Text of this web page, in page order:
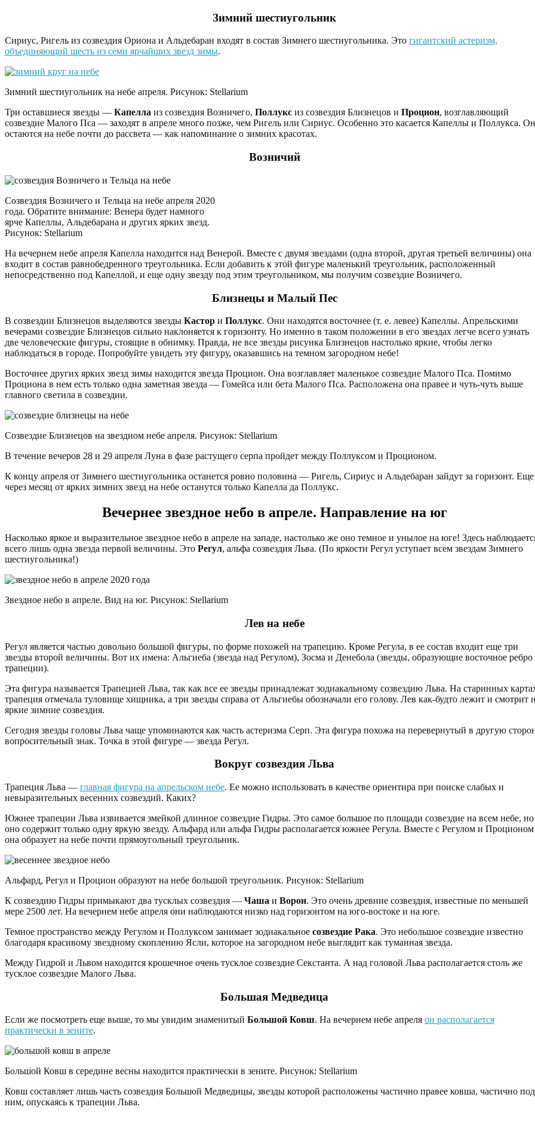
Зимний шестиугольник
Сириус, Ригель из созвездия Ориона и Альдебаран входят в состав Зимнего шестиугольника. Это гигантский астеризм,
объединяющий шесть из семи ярчайших звезд зимы.
Зимний шестиугольник на небе апреля. Рисунок: Stellarium
Три оставшиеся звезды — Капелла из созвездия Возничего, Поллукс из созвездия Близнецов и Процион, возглавляющий
созвездие Малого Пса — заходят в апреле много позже, чем Ригель или Сириус. Особенно это касается Капеллы и Поллукса.
остаются на небе почти до рассвета — как напоминание о зимних красотах.
Возничий
Созвездия Возничего и Тельца на небе апреля 2020
года. Обратите внимание: Венера будет намного
ярче Капеллы, Альдебарана и других ярких звезд.
Рисунок: Stellarium
На вечернем небе апреля Капелла находится над Венерой. Вместе с двумя звездами (одна второй, другая третьей величины) она
входит в состав равнобедренного треугольника. Если добавить к этой фигуре маленький треугольник, расположенный
непосредственно под Капеллой, и еще одну звезду под этим треугольником, мы получим созвездие Возничего.
Близнецы и Малый Пес
В созвездии Близнецов выделяются звезды Кастор и Поллукс. Они находятся восточнее (т. е. левее) Капеллы. Апрельскими
вечерами созвездие Близнецов сильно наклоняется к горизонту. Но именно в таком положении в его звездах легче всего узнать
две человеческие фигуры, стоящие в обнимку. Правда, не все звезды рисунка Близнецов настолько яркие, чтобы легко
наблюдаться в городе. Попробуйте увидеть эту фигуру, оказавшись на темном загородном небе!
Восточнее других ярких звезд зимы находится звезда Процион. Она возглавляет маленькое созвездие Малого Пса. Помимо
Проциона в нем есть только одна заметная звезда — Гомейса или бета Малого Пса. Расположена она правее и чуть-чуть выше
главного светила в созвездии.
Созвездие Близнецов на звездном небе апреля. Рисунок: Stellarium
В течение вечеров 28 и 29 апреля Луна в фазе растущего серпа пройдет между Поллуксом и Проционом.
К концу апреля от Зимнего шестиугольника останется ровно половина — Ригель, Сириус и Альдебаран зайдут за горизонт. Еще
через месяц от ярких зимних звезд на небе останутся только Капелла да Поллукс.
Вечернее звездное небо в апреле. Направление на юг
Насколько яркое и выразительное звездное небо в апреле на западе, настолько же оно темное и унылое на юге! Здесь
всего лишь одна звезда первой величины. Это Регул, альфа созвездия Льва. (По яркости Регул уступает всем звездам Зимнего
шестиугольника!)
Звездное небо в апреле. Вид на юг. Рисунок: Stellarium
Лев на небе
Регул является частью довольно большой фигуры, по форме похожей на трапецию. Кроме Регула, в ее состав входит еще три
звезды второй величины. Вот их имена: Альгиеба (звезда над Регулом), Зосма и Денебола (звезды, образующие восточное ребро
трапеции).
Эта фигура называется Трапецией Льва, так как все ее звезды принадлежат зодиакальному созвездию Льва. На старинных
трапеция отмечала туловище хищника, а три звезды справа от Альгиебы обозначали его голову. Лев как-будто лежит и смотрит
яркие зимние созвездия.
Сегодня звезды головы Льва чаще упоминаются как часть астеризма Серп. Эта фигура похожа на перевернутый в другую
вопросительный знак. Точка в этой фигуре — звезда Регул.
Вокруг созвездия Льва
Трапеция Льва — главная фигура на апрельском небе. Ее можно использовать в качестве ориентира при поиске слабых и
невыразительных весенних созвездий. Каких?
Южнее трапеции Льва извивается змейкой длинное созвездие Гидры. Это самое большое по площади созвездие на всем небе, но
оно содержит только одну яркую звезду. Альфард или альфа Гидры располагается южнее Регула. Вместе с Регулом и Проционом
она образует на небе почти прямоугольный треугольник.
Альфард, Регул и Процион образуют на небе большой треугольник. Рисунок: Stellarium
К созвездию Гидры примыкают два тусклых созвездия — Чаша и Ворон. Это очень древние созвездия, известные по меньшей
мере 2500 лет. На вечернем небе апреля они наблюдаются низко над горизонтом на юго-востоке и на юге.
Темное пространство между Регулом и Поллуксом занимает зодиакальное созвездие Рака. Это небольшое созвездие известно
благодаря красивому звездному скоплению Ясли, которое на загородном небе выглядит как туманная звезда.
Между Гидрой и Львом находится крошечное очень тусклое созвездие Секстанта. А над головой Льва располагается столь же
тусклое созвездие Малого Льва.
Большая Медведица
Если же посмотреть еще выше, то мы увидим знаменитый Большой Ковш. На вечернем небе апреля он располагается
практически в зените.
Большой Ковш в середине весны находится практически в зените. Рисунок: Stellarium
Ковш составляет лишь часть созвездия Большой Медведицы, звезды которой расположены частично правее ковша, частично под
ним, опускаясь к трапеции Льва.